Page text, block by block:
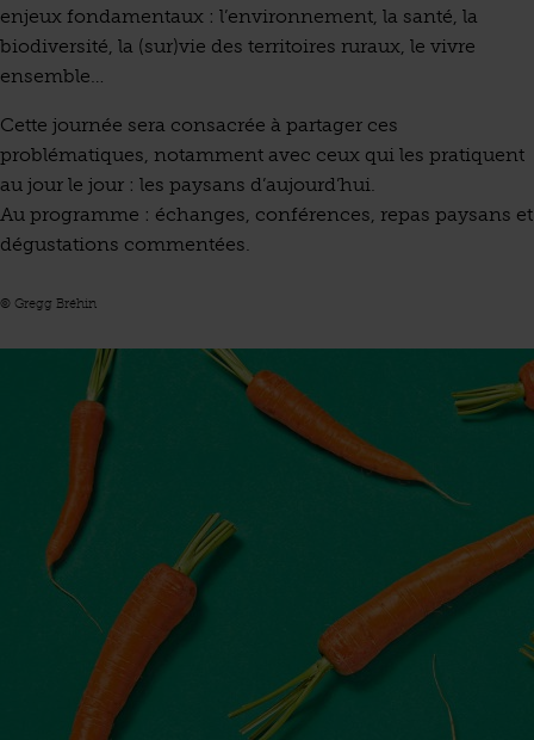
enjeux fondamentaux : l’environnement, la santé, la
biodiversité, la (sur)vie des territoires ruraux, le vivre
ensemble…
Cette journée sera consacrée à partager ces
problématiques, notamment avec ceux qui les pratiquent
au jour le jour : les paysans d’aujourd’hui.
Au programme : échanges, conférences, repas paysans et
dégustations commentées.
© Gregg Bréhin